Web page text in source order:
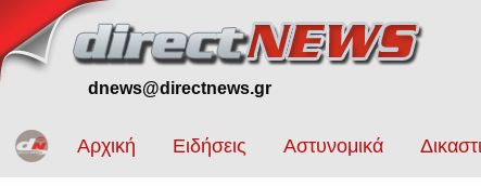
dnews@directnews.gr
Αρχική Ειδήσεις Αστυνομικά